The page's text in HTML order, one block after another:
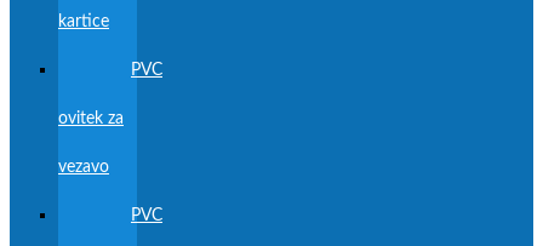
kartice
PVC
ovitek za
vezavo
PVC